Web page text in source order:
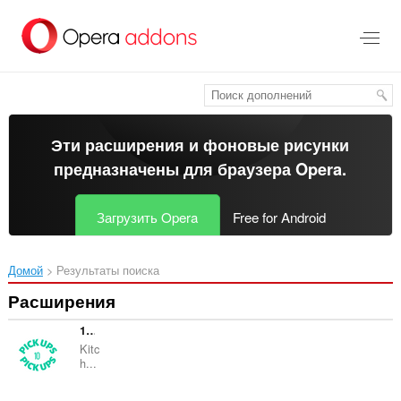
перейти
Эти расширения и фоновые рисунки
предназначены длябраузера Opera.
Загрузить Opera Free for Android
Домой Результаты поиска
Расширения
10pickups
Kitc
h...